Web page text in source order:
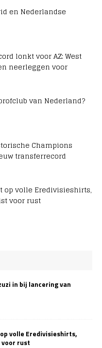
en Nederlandse
lonkt voor AZ: West
neerleggen voor
van Nederland?
Champions
transferrecord
op volle Eredivisieshirts,
voor rust
in bij lancering van
volle Eredivisieshirts,
rust